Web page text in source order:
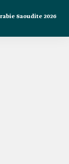
Saoudite 2026